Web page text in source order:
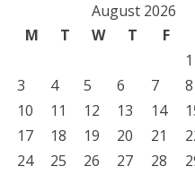
August 2026
M
T W T F
1
3
4 5 6 7 8
10
11 12 13 14
17
18 19 20 21
24
25 26 27 28